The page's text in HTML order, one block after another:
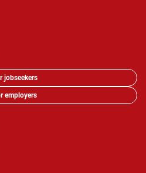
jobseekers
employers